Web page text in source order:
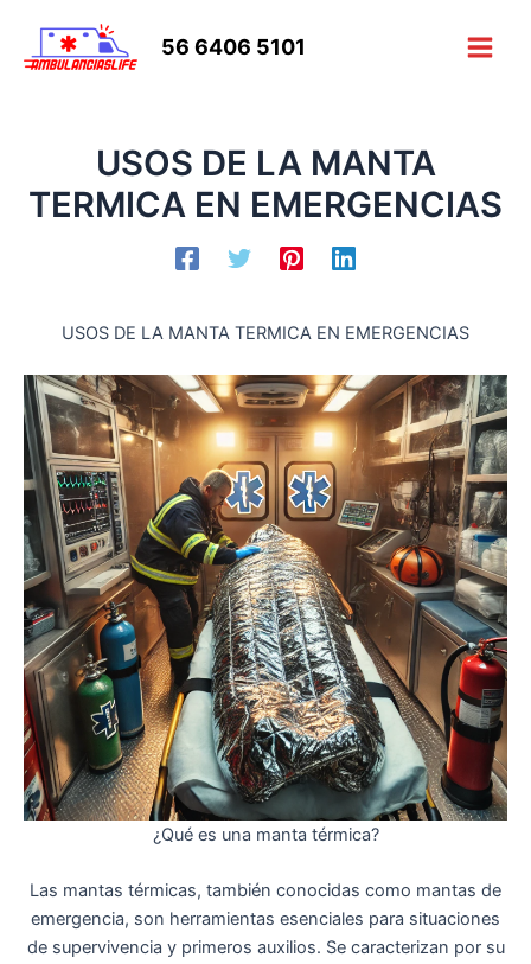
contenido
56 6406 5101
Main
USOS DE LA MANTA
TERMICA EN EMERGENCIAS
USOS DE LA MANTA TERMICA EN EMERGENCIAS
¿Qué es una manta térmica?
Las mantas térmicas, también conocidas como mantas de
emergencia, son herramientas esenciales para situaciones
de supervivencia y primeros auxilios. Se caracterizan por su